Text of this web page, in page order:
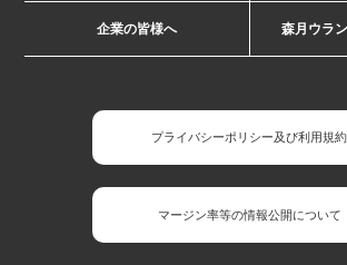
企業の皆様へ 森月ウラ
プライバシーポリシー及び利用規約
マージン率等の情報公開について